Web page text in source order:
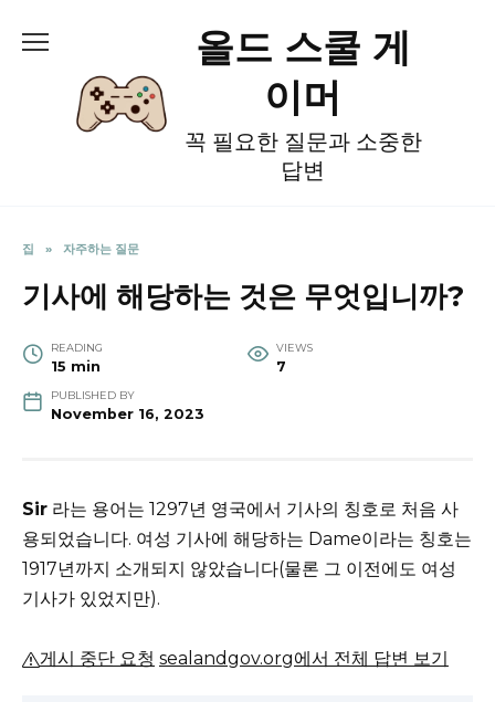
올드 스쿨 게
이머
꼭 필요한 질문과 소중한
답변
집 » 자주하는 질문
기사에 해당하는 것은 무엇입니까?
READING
15 min
VIEWS
7
PUBLISHED BY
November 16, 2023
Sir 라는 용어는 1297년 영국에서 기사의 칭호로 처음 사
용되었습니다. 여성 기사에 해당하는 Dame이라는 칭호는
1917년까지 소개되지 않았습니다(물론 그 이전에도 여성
기사가 있었지만).
게시 중단 요청 sealandgov.org에서 전체 답변 보기